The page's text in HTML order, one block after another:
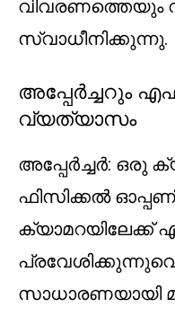
വിവരണത്തെയും
സ്വാധീനിക്കുന്നു.
അപ്പേർച്ചറും
വ്യത്യാസം
അപ്പേർച്ചർ: ഒരു
ഫിസിക്കൽ
ക്യാമറയിലേക്ക്
സാധാരണയായി